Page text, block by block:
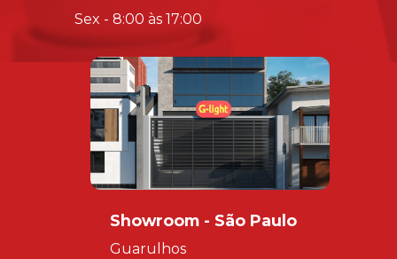
Sex - 8:00 às 17:00
Showroom - São Paulo
Guarulhos